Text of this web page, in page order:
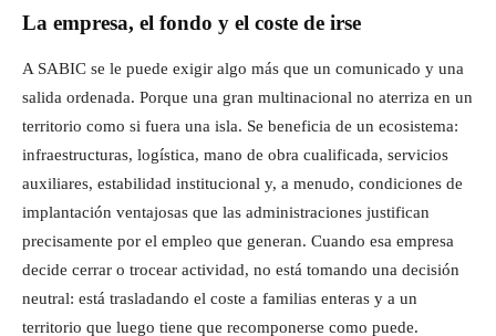
La empresa, el fondo y el coste de irse
A SABIC se le puede exigir algo más que un comunicado y una
salida ordenada. Porque una gran multinacional no aterriza en un
territorio como si fuera una isla. Se beneficia de un ecosistema:
infraestructuras, logística, mano de obra cualificada, servicios
auxiliares, estabilidad institucional y, a menudo, condiciones de
implantación ventajosas que las administraciones justifican
precisamente por el empleo que generan. Cuando esa empresa
decide cerrar o trocear actividad, no está tomando una decisión
neutral: está trasladando el coste a familias enteras y a un
territorio que luego tiene que recomponerse como puede.